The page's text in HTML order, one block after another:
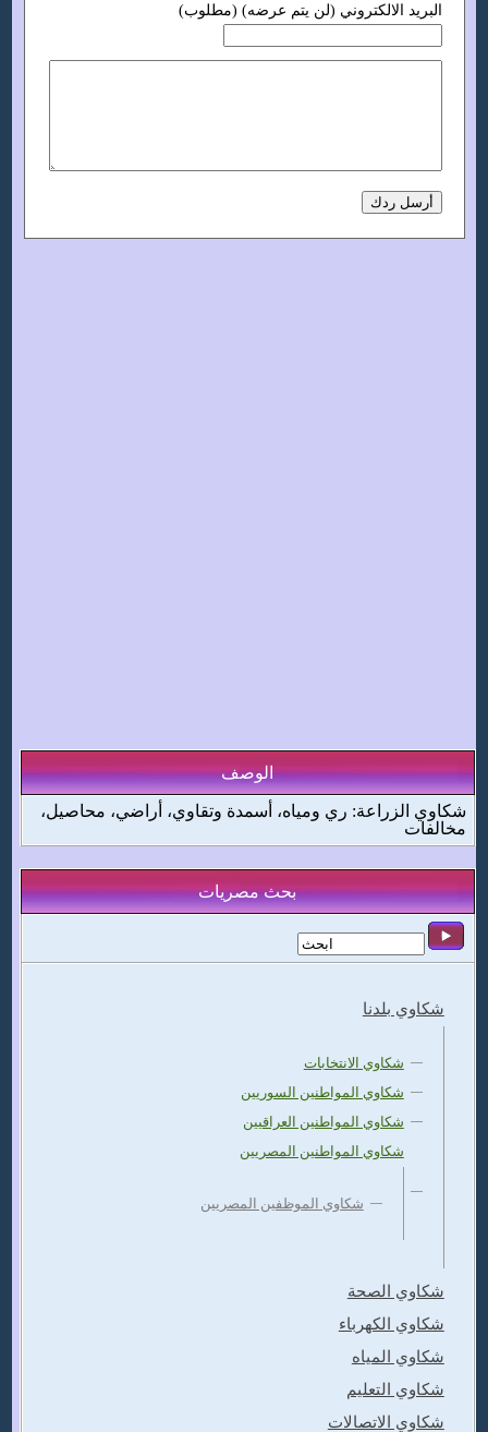
البريد الالكتروني (لن يتم عرضه) (مطلوب)
الوصف
شكاوي الزراعة: ري ومياه، أسمدة وتقاوي، أراضي، محاصيل،
مخالفات
بحث مصريات
شكاوي بلدنا
شكاوي الانتخابات
شكاوي المواطنين السوريين
شكاوي المواطنين العراقيين
شكاوي المواطنين المصريين
شكاوي الموظفين المصريين
شكاوي الصحة
شكاوي الكهرباء
شكاوي المياه
شكاوي التعليم
شكاوي الاتصالات